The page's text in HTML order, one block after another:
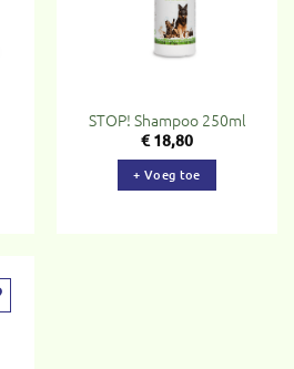
STOP! Shampoo 250ml
€18,80
+ Voeg toe